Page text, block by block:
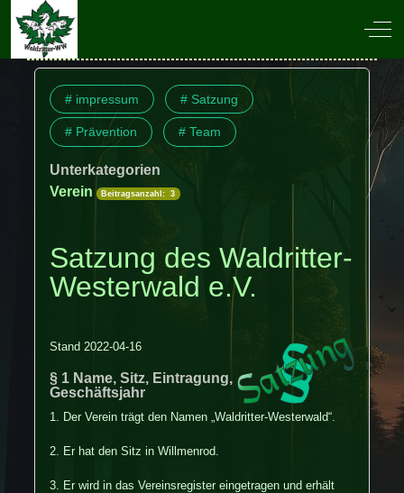
Off-
# impressum # Satzung
# Prävention # Team
Unterkategorien
Verein
Beitragsanzahl: 3
Satzung des Waldritter-
Westerwald e.V.
Stand 2022-04-16
§ 1 Name, Sitz, Eintragung,
Geschäftsjahr
1. Der Verein trägt den Namen „Waldritter-Westerwald“.
2. Er hat den Sitz in Willmenrod.
3. Er wird in das Vereinsregister eingetragen und erhält